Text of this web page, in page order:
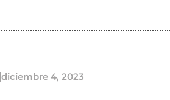
diciembre 4, 2023